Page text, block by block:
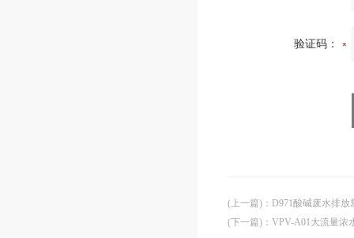
验证码：
(上一篇) ： D971酸碱废水排
(下一篇) ： VPV-A01大流量浓